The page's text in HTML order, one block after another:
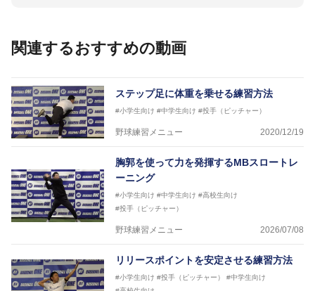
関連するおすすめの動画
ステップ足に体重を乗せる練習方法
#小学生向け #中学生向け #投手（ピッチャー）
野球練習メニュー 2020/12/19
胸郭を使って力を発揮するMBスロートレ
ーニング
#小学生向け #中学生向け #高校生向け
#投手（ピッチャー）
野球練習メニュー 2026/07/08
リリースポイントを安定させる練習方法
#小学生向け #投手（ピッチャー）
#中学生向け